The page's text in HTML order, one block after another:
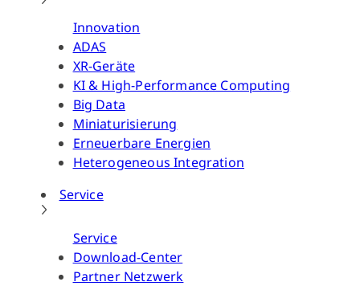
Innovation
ADAS
XR-Geräte
KI & High-Performance Computing
Big Data
Miniaturisierung
Erneuerbare Energien
Heterogeneous Integration
Service
Service
Download-Center
Partner Netzwerk